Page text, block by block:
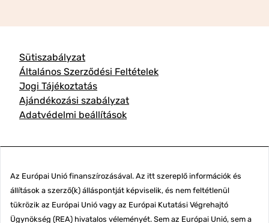
Sütiszabályzat
Általános Szerződési Feltételek
Jogi Tájékoztatás
Ajándékozási szabályzat
Adatvédelmi beállítások
Az Európai Unió finanszírozásával. Az itt szereplő információk és
állítások a szerző(k) álláspontját képviselik, és nem feltétlenül
tükrözik az Európai Unió vagy az Európai Kutatási Végrehajtó
Ügynökség (REA) hivatalos véleményét. Sem az Európai Unió, sem a